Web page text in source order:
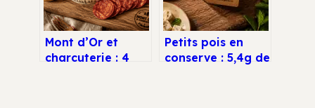
Mont d’Or et
charcuterie : 4
Petits pois en
conserve : 5,4g de